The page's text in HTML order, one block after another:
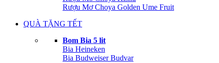
Rượu Mơ Choya Golden Ume Fruit
QUÀ TẶNG TẾT
Bom Bia 5 lit
Bia Heineken
Bia Budweiser Budvar